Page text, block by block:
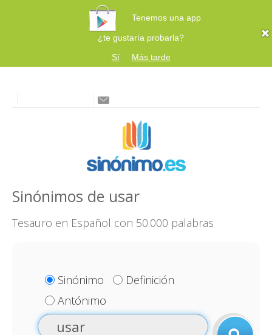
Tenemos una app
¿te gustaría probarla?
Sí
Más tarde
Sinónimos de usar
Tesauro en Español con 50.000 palabras
Sinónimo
Definición
Antónimo